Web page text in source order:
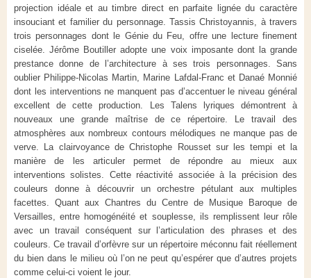
projection idéale et au timbre direct en parfaite lignée du caractère
insouciant et familier du personnage. Tassis Christoyannis, à travers
trois personnages dont le Génie du Feu, offre une lecture finement
ciselée. Jérôme Boutiller adopte une voix imposante dont la grande
prestance donne de l’architecture à ses trois personnages. Sans
oublier Philippe-Nicolas Martin, Marine Lafdal-Franc et Danaé Monnié
dont les interventions ne manquent pas d’accentuer le niveau général
excellent de cette production. Les Talens lyriques démontrent à
nouveaux une grande maîtrise de ce répertoire. Le travail des
atmosphères aux nombreux contours mélodiques ne manque pas de
verve. La clairvoyance de Christophe Rousset sur les tempi et la
manière de les articuler permet de répondre au mieux aux
interventions solistes. Cette réactivité associée à la précision des
couleurs donne à découvrir un orchestre pétulant aux multiples
facettes. Quant aux Chantres du Centre de Musique Baroque de
Versailles, entre homogénéité et souplesse, ils remplissent leur rôle
avec un travail conséquent sur l’articulation des phrases et des
couleurs. Ce travail d’orfèvre sur un répertoire méconnu fait réellement
du bien dans le milieu où l’on ne peut qu’espérer que d’autres projets
comme celui-ci voient le jour.